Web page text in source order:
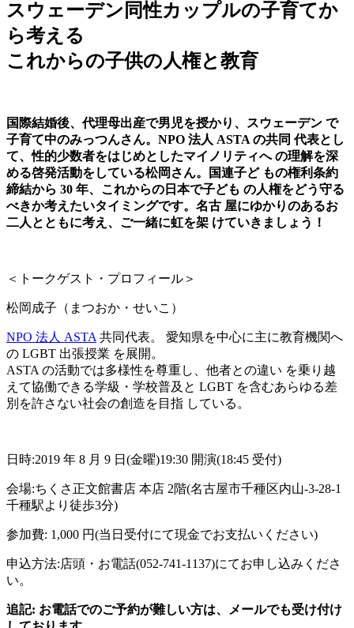
スウェーデン同性カップルの子育てか
ら考える
これからの子供の人権と教育
国際結婚後、代理母出産で男児を授かり、スウェーデン で
子育て中のみっつんさん。NPO 法人 ASTA の共同 代表とし
て、性的少数者をはじめとしたマイノリティへ の理解を深
める啓発活動をしている松岡さん。国連子ど もの権利条約
締結から 30 年、これからの日本で子ども の人権をどう守る
べきか考えたいタイミングです。名古 屋にゆかりのあるお
二人とともに考え、ご一緒に虹を架 けていきましょう！
＜トークゲスト・プロフィール＞
松岡成子（まつおか・せいこ）
NPO 法人 ASTA共同代表。 愛知県を中心に主に教育機関へ
の LGBT 出張授業 を展開。
ASTA の活動では多様性を尊重し、他者との違い を乗り越
えて協働できる学級・学校普及と LGBT を含むあらゆる差
別を許さない社会の創造を目指 している。
日時:2019 年 8 月 9 日(金曜)19:30 開演(18:45 受付)
会場:ちくさ正文館書店 本店 2階(名古屋市千種区内山-3-28-1
千種駅より徒歩3分)
参加費: 1,000 円(当日受付にて現金でお支払いください)
申込方法:店頭・お電話(052-741-1137)にてお申し込みくださ
い。
追記: お電話でのご予約が難しい方は、メールでも受け付け